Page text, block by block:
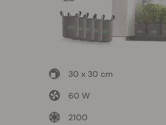
30 x 30 cm
60 W
2100